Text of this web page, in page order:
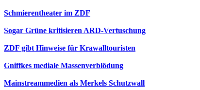
Schmierentheater im ZDF
Sogar Grüne kritisieren ARD-Vertuschung
ZDF gibt Hinweise für Krawalltouristen
Gniffkes mediale Massenverblödung
Mainstreammedien als Merkels Schutzwall